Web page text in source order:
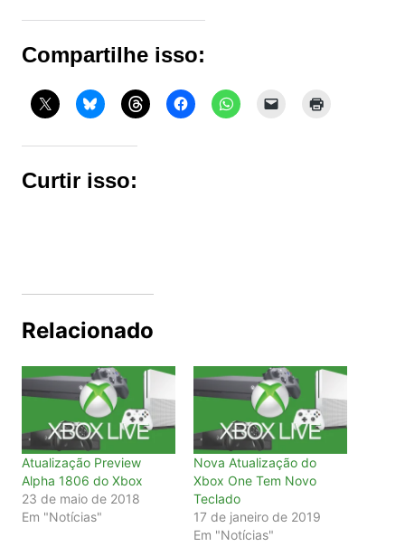
Compartilhe isso:
Curtir isso:
Relacionado
Atualização Preview
Alpha 1806 do Xbox
23 de maio de 2018
Em "Notícias"
Nova Atualização do
Xbox One Tem Novo
Teclado
17 de janeiro de 2019
Em "Notícias"